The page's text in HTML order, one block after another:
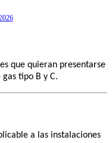
que quieran presentarse
tipo B y C.
a las instalaciones